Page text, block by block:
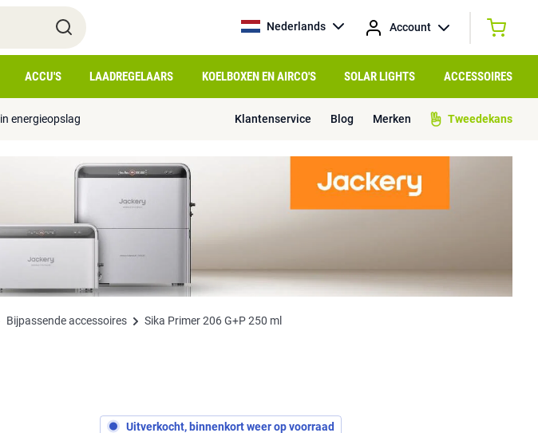
Nederlands Account
ACCU'S LAADREGELAARS KOELBOXEN EN AIRCO'S SOLAR LIGHTS ACCESSOIRES
in energieopslag Klantenservice Blog Merken Tweedekans
Bijpassende accessoires Sika Primer 206 G+P 250 ml
Uitverkocht, binnenkort weer op voorraad